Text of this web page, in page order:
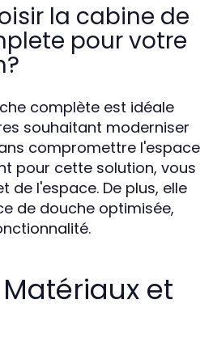
la cabine de
pour votre
complète est idéale
souhaitant moderniser
compromettre l'espace
pour cette solution, vous
de l'espace. De plus, elle
de douche optimisée,
et